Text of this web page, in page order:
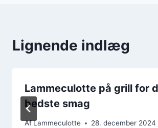
Lignende indlæg
Lammeculotte på grill for
bedste smag
AfLammeculotte 28. december 2024